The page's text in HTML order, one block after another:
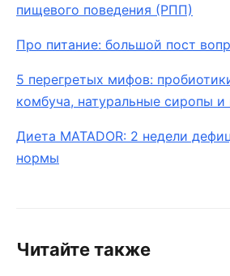
пищевого поведения (РПП)
Про питание: большой пост
5 перегретых мифов:
комбуча, натуральные сиропы и
Диета MATADOR: 2 недели
нормы
Читайте также